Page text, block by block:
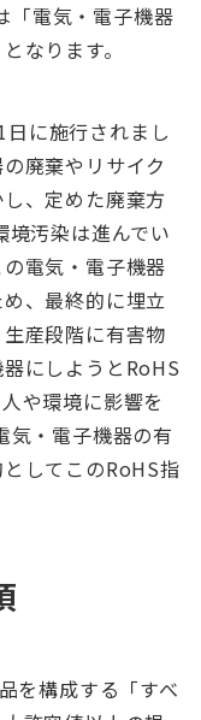
電気・電子機器
なります。
に施行されまし
廃棄やリサイク
、定めた廃棄方
境汚染は進んでい
電気・電子機器
、最終的に埋立
産段階に有害物
にしようとRoHS
や環境に影響を
気・電子機器の有
してこのRoHS指
を構成する「すべ